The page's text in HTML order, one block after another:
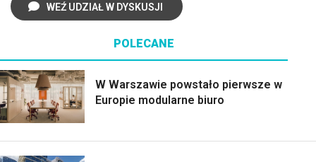
WEŹ UDZIAŁ W DYSKUSJI
POLECANE
W Warszawie powstało pierwsze w
Europie modularne biuro